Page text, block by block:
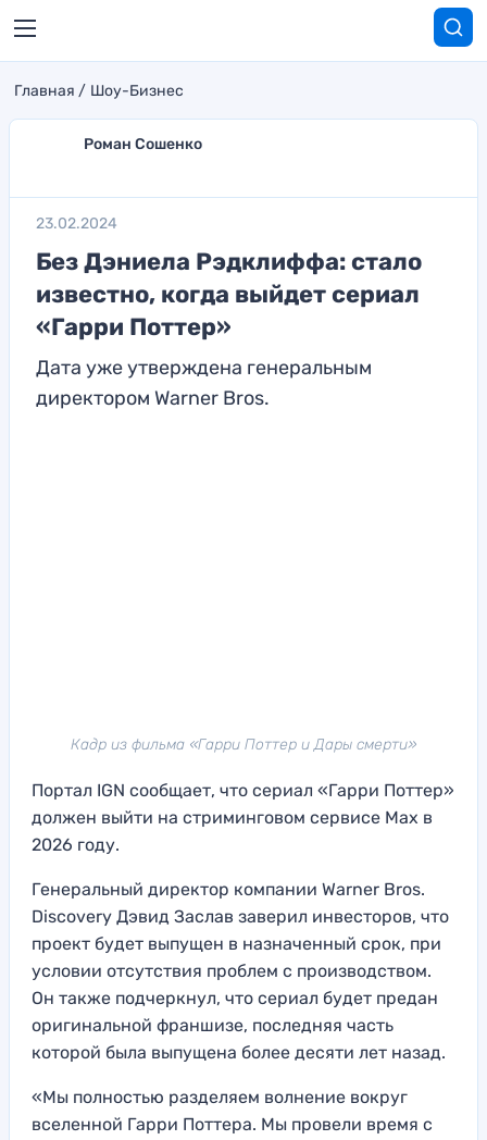
Главная Шоу-Бизнес
Роман Сошенко
23.02.2024
Без Дэниела Рэдклиффа: стало
известно, когда выйдет сериал
«Гарри Поттер»
Дата уже утверждена генеральным
директором Warner Bros.
Кадр из фильма «Гарри Поттер и Дары смерти»
Портал IGN сообщает, что сериал «Гарри Поттер»
должен выйти на стриминговом сервисе Max в
2026 году.
Генеральный директор компании Warner Bros.
Discovery Дэвид Заслав заверил инвесторов, что
проект будет выпущен в назначенный срок, при
условии отсутствия проблем с производством.
Он также подчеркнул, что сериал будет предан
оригинальной франшизе, последняя часть
которой была выпущена более десяти лет назад.
«Мы полностью разделяем волнение вокруг
вселенной Гарри Поттера. Мы провели время с